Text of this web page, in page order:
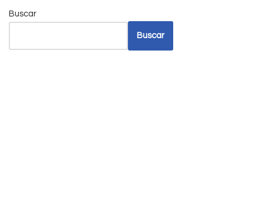
Buscar
Buscar